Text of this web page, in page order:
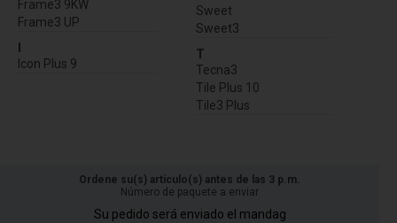
Frame3 9KW
Frame3 UP
I
Icon Plus 9
Sweet
Sweet3
T
Tecna3
Tile Plus 10
Tile3 Plus
Ordene su(s) artículo(s) antes de las 3 p.m.
Número de paquete a enviar
Su pedido será enviado el mandag